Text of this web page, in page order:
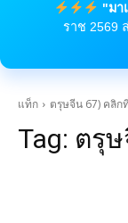
"มา
ราช 2569
แท็ก ตรุษจีน 67) คลิก
Tag: ตรุ